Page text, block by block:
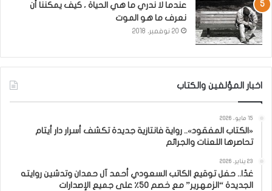
عندما لا ندري ما هي الحياة ، كيف يمكننا أن
نعرف ما هو الموت
20 نوفمبر، 2018
اخبار المؤلفين والكتاب
15 مايو، 2026
«الكتاب المفقود».. رواية فانتازية جديدة تكشف أسرار دار أيتام
تحاصرها اللعنات والجرائم
23 يناير، 2026
غدًا.. حفل توقيع الكاتب السعودي أحمد آل حمدان وتدشين روايته
الجديدة “الزمهرير” مع خصم 50٪ على جميع الإصدارات